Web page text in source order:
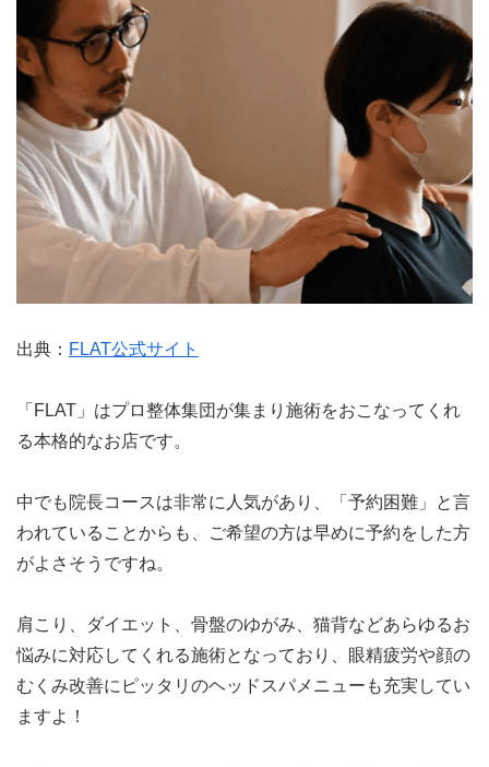
出典： FLAT公式サイト
「FLAT」はプロ整体集団が集まり施術をおこなってくれ
る本格的なお店です。
中でも院長コースは非常に人気があり、「予約困難」と言
われていることからも、ご希望の方は早めに予約をした方
がよさそうですね。
肩こり、ダイエット、骨盤のゆがみ、猫背などあらゆるお
悩みに対応してくれる施術となっており、眼精疲労や顔の
むくみ改善にピッタリのヘッドスパメニューも充実してい
ますよ！